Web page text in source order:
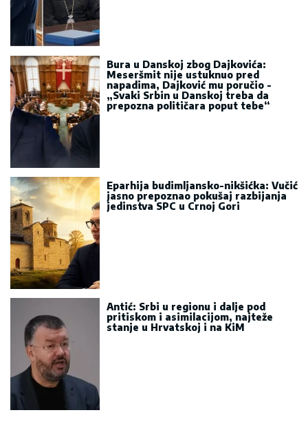
Bura u Danskoj zbog Dajkovića:
Meseršmit nije ustuknuo pred
napadima, Dajković mu poručio -
„Svaki Srbin u Danskoj treba da
prepozna političara poput tebe“
Eparhija budimljansko-nikšićka: Vučić
jasno prepoznao pokušaj razbijanja
jedinstva SPC u Crnoj Gori
Antić: Srbi u regionu i dalje pod
pritiskom i asimilacijom, najteže
stanje u Hrvatskoj i na KiM